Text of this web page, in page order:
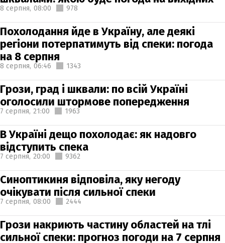
8 серпня, 08:00 978
Похолодання йде в Україну, але деякі
регіони потерпатимуть від спеки: погода
на 8 серпня
8 серпня, 06:46 1343
Грози, град і шквали: по всій Україні
оголосили штормове попередження
7 серпня, 21:00 1963
В Україні дещо похолодає: як надовго
відступить спека
7 серпня, 20:00 9362
Синоптикиня відповіла, яку негоду
очікувати після сильної спеки
7 серпня, 08:00 2444
Грози накриють частину областей на тлі
сильної спеки: прогноз погоди на 7 серпня